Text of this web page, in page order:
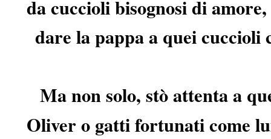
da cuccioli bisognosi di
dare la pappa a quei cuccioli
Ma non solo, stò attenta a
Oliver o gatti fortunati come